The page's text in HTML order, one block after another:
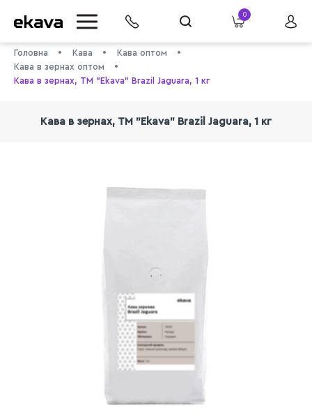
0
Головна Кава
Кава оптом
Кава в зернах оптом
Кава в зернах, ТМ "Ekava" Brazil Jaguara, 1 кг
Кава в зернах, ТМ "Ekava" Brazil Jaguara, 1 кг